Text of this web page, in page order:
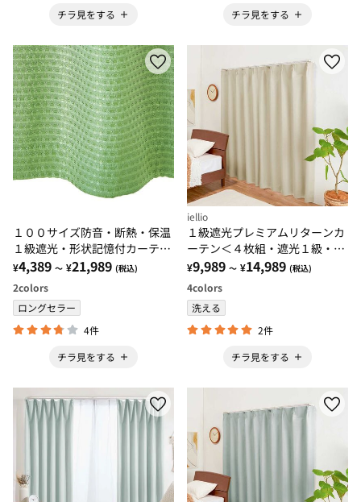
チラ見をする
チラ見をする
１００サイズ防音・断熱・保温
１級遮光・形状記憶付カーテ
ン グリーン・モスグリーン
¥4,389 ～ ¥21,989 (税込)
2colors
ロングセラー
4件
チラ見をする
iellio
１級遮光プレミアムリターンカ
ーテン＜４枚組・遮光１級・無
地・洗える・形状記憶加工・新
生活・イージーオーダー＞
¥9,989 ～ ¥14,989 (税込)
4colors
洗える
2件
チラ見をする